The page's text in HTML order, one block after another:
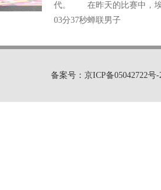
代。 在昨天的比赛中，埃
03分37秒蝉联男子
备案号：京ICP备05042722